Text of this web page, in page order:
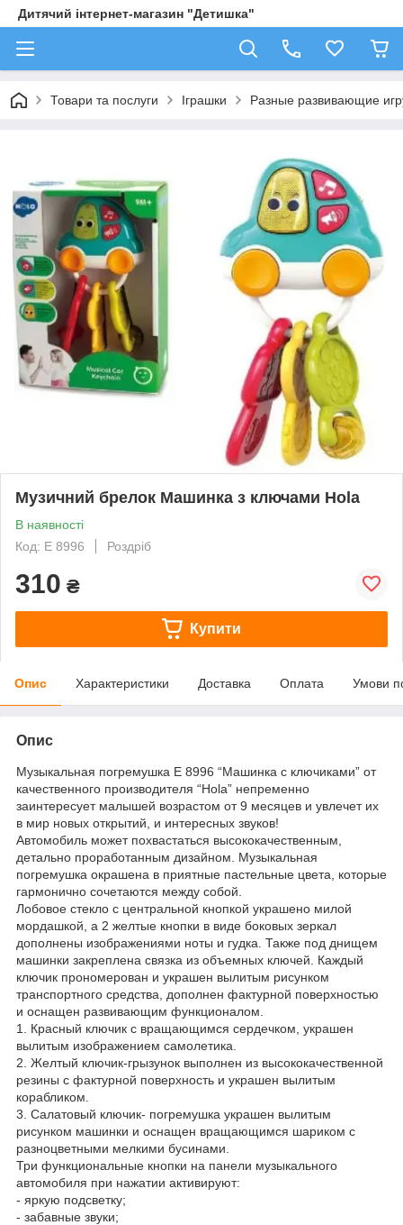
Дитячий інтернет-магазин "Детишка"
Товари та послуги Іграшки Разные развивающие
Музичний брелок Машинка з ключами Hola
В наявності
Код: E 8996
Роздріб
310 ₴
Купити
Опис Характеристики Доставка Оплата Умови
Опис
Музыкальная погремушка E 8996 “Машинка с ключиками” от
качественного производителя “Hola” непременно
заинтересует малышей возрастом от 9 месяцев и увлечет их
в мир новых открытий, и интересных звуков!
Автомобиль может похвастаться высококачественным,
детально проработанным дизайном. Музыкальная
погремушка окрашена в приятные пастельные цвета, которые
гармонично сочетаются между собой.
Лобовое стекло с центральной кнопкой украшено милой
мордашкой, а 2 желтые кнопки в виде боковых зеркал
дополнены изображениями ноты и гудка. Также под днищем
машинки закреплена связка из объемных ключей. Каждый
ключик прономерован и украшен вылитым рисунком
транспортного средства, дополнен фактурной поверхностью
и оснащен развивающим функционалом.
1. Красный ключик с вращающимся сердечком, украшен
вылитым изображением самолетика.
2. Желтый ключик-грызунок выполнен из высококачественной
резины с фактурной поверхность и украшен вылитым
корабликом.
3. Салатовый ключик- погремушка украшен вылитым
рисунком машинки и оснащен вращающимся шариком с
разноцветными мелкими бусинами.
Три функциональные кнопки на панели музыкального
автомобиля при нажатии активируют:
- яркую подсветку;
- забавные звуки;